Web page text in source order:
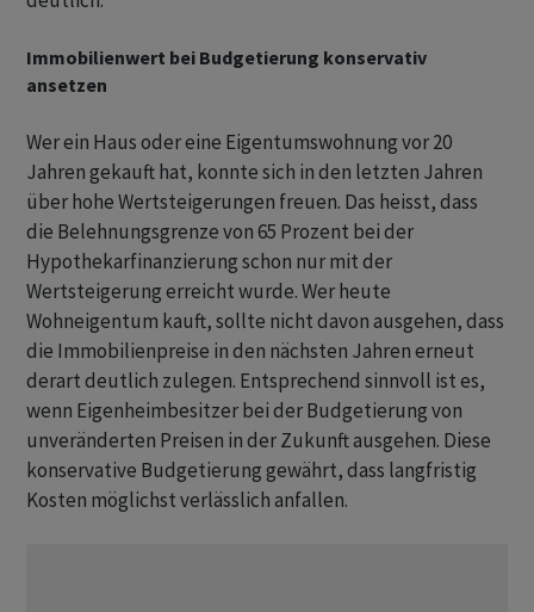
Immobilienwert bei Budgetierung konservativ
ansetzen
Wer ein Haus oder eine Eigentumswohnung vor 20
Jahren gekauft hat, konnte sich in den letzten Jahren
über hohe Wertsteigerungen freuen. Das heisst, dass
die Belehnungsgrenze von 65 Prozent bei der
Hypothekarfinanzierung schon nur mit der
Wertsteigerung erreicht wurde. Wer heute
Wohneigentum kauft, sollte nicht davon ausgehen, dass
die Immobilienpreise in den nächsten Jahren erneut
derart deutlich zulegen. Entsprechend sinnvoll ist es,
wenn Eigenheimbesitzer bei der Budgetierung von
unveränderten Preisen in der Zukunft ausgehen. Diese
konservative Budgetierung gewährt, dass langfristig
Kosten möglichst verlässlich anfallen.